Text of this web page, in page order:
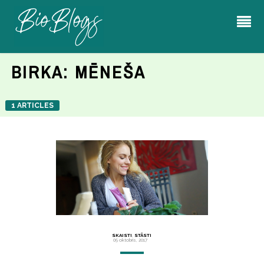
BIRKA: MĒNEŠA
1 ARTICLES
SKAISTI STĀSTI
05 oktobris, 2017